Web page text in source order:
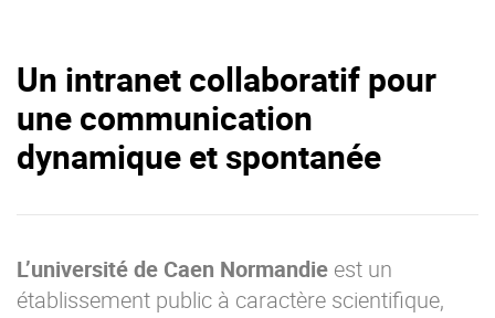
Un intranet collaboratif pour
une communication
dynamique et spontanée
L’université de Caen Normandie est un
établissement public à caractère scientifique,